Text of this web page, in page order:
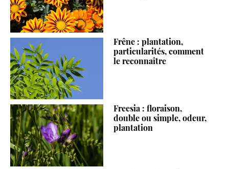
Frêne : plantation,
particularités, comment
le reconnaître
Freesia : floraison,
double ou simple, odeur,
plantation